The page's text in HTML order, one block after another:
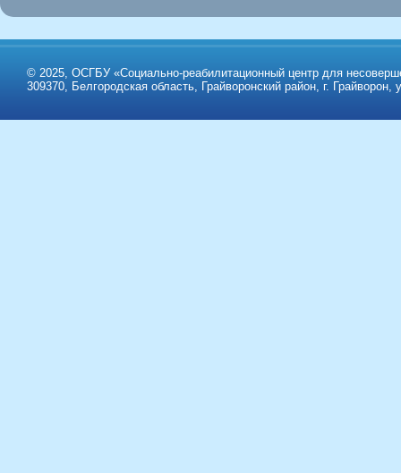
© 2025, ОСГБУ «Социально-реабилитационный центр для
309370, Белгородская область, Грайворонский район, г.